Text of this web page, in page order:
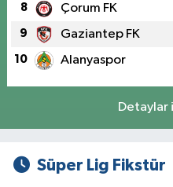
8 Çorum FK
9 Gaziantep FK
10 Alanyaspor
Detaylar
Süper Lig Fikstür